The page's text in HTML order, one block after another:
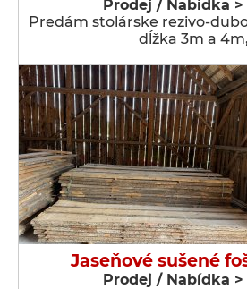
Prodej / Nabídka >
Predám stolárske rezivo-
dĺžka 3m a
Jaseňové sušené
Prodej / Nabídka >